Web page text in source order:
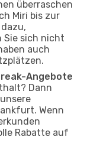
überraschen
Miri bis zur
Sie sich nicht
auch
Angebote
Dann
Wenn
Rabatte auf